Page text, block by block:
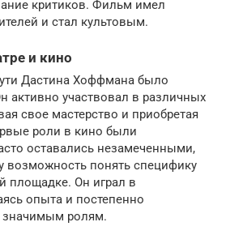
критиков. Фильм имел
и стал культовым.
и кино
Дастина Хоффмана было
активно участвовал в различных
свое мастерство и приобретая
роли в кино были
оставались незамеченными,
возможность понять специфику
площадке. Он играл в
опыта и постепенно
значимым ролям.